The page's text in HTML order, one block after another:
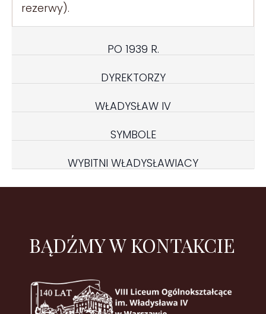
rezerwy).
PO 1939 R.
DYREKTORZY
WŁADYSŁAW IV
SYMBOLE
WYBITNI WŁADYSŁAWIACY
BĄDŹMY W KONTAKCIE